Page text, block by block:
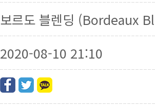
보르도 블렌딩 (Bordeaux
2020-08-10 21:10